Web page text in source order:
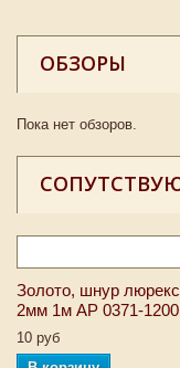
ОБЗОРЫ
Пока нет обзоров.
Золото, шнур люрекс
2мм 1м АР 0371-1200
10 руб